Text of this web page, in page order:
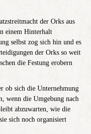
der Orks aus
einem Hinterhalt
selbst zog sich hin und es
der Orks so weit
die Festung erobern
ob sich die Unternehmung
wenn die Umgebung nach
abzuwarten, wie die
sich noch organisiert